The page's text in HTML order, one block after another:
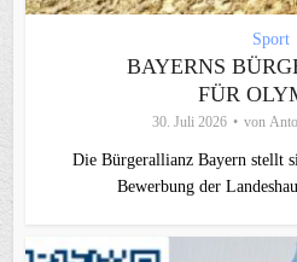
Sport
BAYERNS
FÜR
30. Juli 2026 von
Die Bürgerallianz Bayern stellt
Bewerbung der